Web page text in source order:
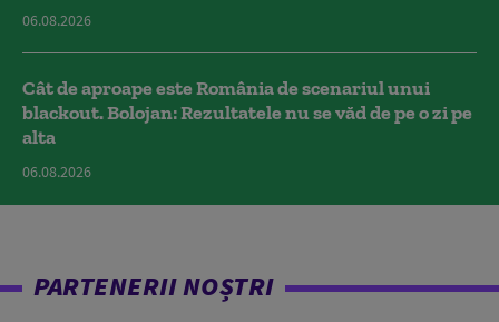
06.08.2026
Cât de aproape este România de scenariul unui
blackout. Bolojan: Rezultatele nu se văd de pe o zi pe
alta
06.08.2026
PARTENERII NOȘTRI